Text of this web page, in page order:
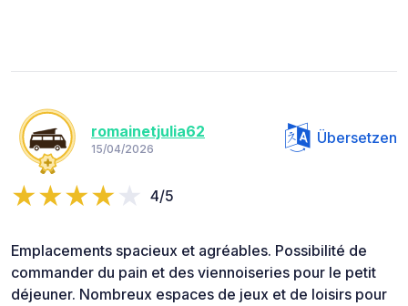
romainetjulia62
15/04/2026
Übersetzen
4/5
Emplacements spacieux et agréables. Possibilité de
commander du pain et des viennoiseries pour le petit
déjeuner. Nombreux espaces de jeux et de loisirs pour